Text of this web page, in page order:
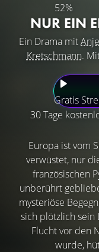
52%
NUR EIN
Ein Drama mit
Kretschmann.
Gratis
30 Tage
Europa ist vom
verwüstet, nur
französischen
unberührt
mysteriöse
sich plötzlich sein
Flucht vor den
wurde,